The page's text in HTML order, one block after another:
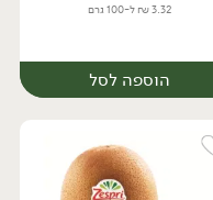
3.32 ₪ ל-100 גרם
הוספה לסל